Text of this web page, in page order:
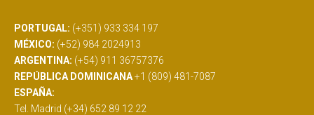
PORTUGAL: (+351) 933 334 197
MÉXICO: (+52) 984 2024913
ARGENTINA: (+54) 911 36757376
REPÚBLICA DOMINICANA+1 (809) 481-7087
ESPAÑA:
Tel. Madrid (+34) 652 89 12 22